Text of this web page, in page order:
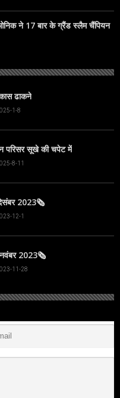
ने 17 बार के ग्रैंड स्लैम चैंपियन
ढाकने
1-8
परिसर सूखे की चपेट में
8-11
2023🗞
12-1
2023🗞
11-28